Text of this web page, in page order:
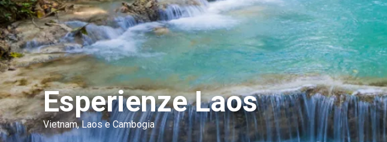
Esperienze Laos
Vietnam, Laos e Cambogia